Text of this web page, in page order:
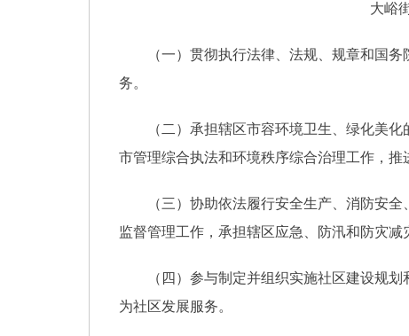
大峪
（一）贯彻执行法律、法规、规章和国
务。
（二）承担辖区市容环境卫生、绿化美
市管理综合执法和环境秩序综合治理工作，推
（三）协助依法履行安全生产、消防安
监督管理工作，承担辖区应急、防汛和防灾减
（四）参与制定并组织实施社区建设规
为社区发展服务。